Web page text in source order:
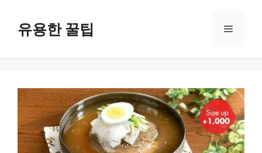
유용한 꿀팁 메